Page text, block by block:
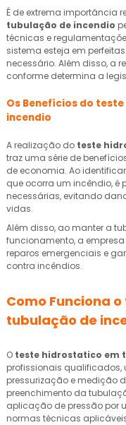
É de extrema importância
tubulação de incendio
técnicas e
sistema esteja em
necessário. Além disso, a
conforme determina a
Os Benefícios do teste
incendio
A realização do teste
traz uma série de
de economia. Ao
que ocorra um incêndio, é
necessárias, evitando
vidas.
Além disso, ao manter a
funcionamento, a
reparos emergenciais e
contra incêndios.
Como Funciona o
tubulação de
O teste hidrostatico em
profissionais qualificados,
pressurização e medição
preenchimento da
aplicação de pressão por
normas técnicas